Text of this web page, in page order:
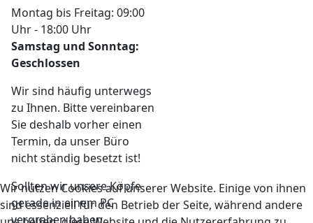
Montag bis Freitag: 09:00
Uhr - 18:00 Uhr
Samstag und Sonntag:
Geschlossen
Wir sind häufig unterwegs
zu Ihnen. Bitte vereinbaren
Sie deshalb vorher einen
Termin, da unser Büro
nicht ständig besetzt ist!
Sollten wir unsere Köpfe
gerade in einem PC
vergraben haben,
Wir nutzen Cookies auf unserer Website. Einige von ihnen
sind essenziell für den Betrieb der Seite, während andere